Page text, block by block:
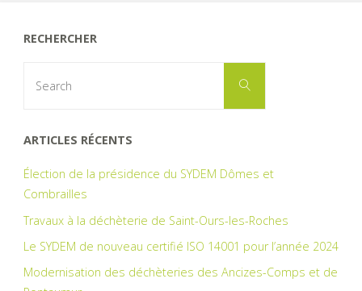
RECHERCHER
Search
ARTICLES RÉCENTS
Élection de la présidence du SYDEM Dômes et
Combrailles
Travaux à la déchèterie de Saint-Ours-les-Roches
Le SYDEM de nouveau certifié ISO 14001 pour l’année 2024
Modernisation des déchèteries des Ancizes-Comps et de